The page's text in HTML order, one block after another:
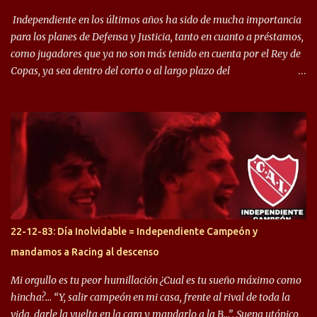
Independiente en los últimos años ha sido de mucha importancia
para los planes de Defensa y Justicia, tanto en cuanto a préstamos,
como jugadores que ya no son más tenido en cuenta por el Rey de
Copas, ya sea dentro del corto o al largo plazo del
Halcón de Varela, como lo es Brian Romero, quien paso a
préstamo allí durante el último mercado de pases y ha rendido de
gran manera, convirtiendo goles importantes, sobre todo en la
copa sudamericana. Pero no sucedió lo mismo en cuanto al
rendimiento que ha producido en el Rojo. Pasando a jugadores que
jugaron en Defensa y ahora están en el rojo, tenemos a la dupla
Gastón Togni y Domingo Blanco, donde ambos explotaron
futbolísticamente hablando en el equipo de Varela, donde, por
ejemplo, el caso de Mingo llego a ser tenido en cuenta para el
Seleccionado Argentino, rendimiento que aún no ha logrado
mostrar en Independiente. En e...
22-12-83: Día Inolvidable = Independiente Campeón y
mandamos a Racing al descenso
Mi orgullo es tu peor humillación ¿Cual es tu sueño máximo como
hincha?… “Y, salir campeón en mi casa, frente al rival de toda la
vida, darle la vuelta en la cara y mandarlo a la B…”. Suena utópico,